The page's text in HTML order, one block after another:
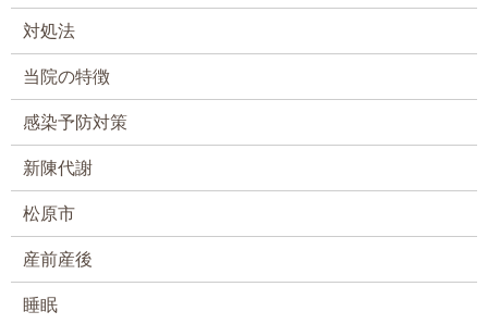
対処法
当院の特徴
感染予防対策
新陳代謝
松原市
産前産後
睡眠